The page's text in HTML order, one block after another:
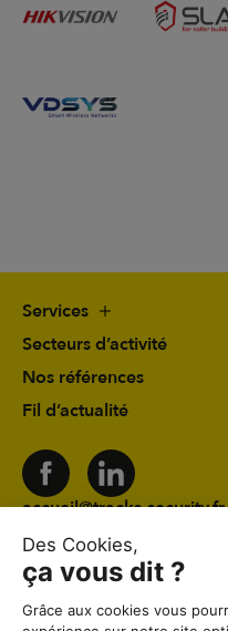
Services
Secteurs d’activité
Nos références
Fil d’actualité
accueil@tracks-security.fr
03 24 59 78 19
41 rue du Château
Mézières